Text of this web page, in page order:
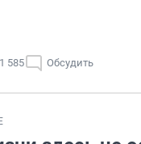
1 585 Обсудить